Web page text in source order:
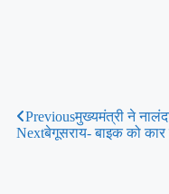
Previousमुख्यमंत्री ने
Nextबेगूसराय- बाइक को कार